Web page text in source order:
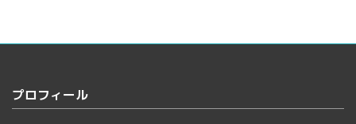
プロフィール